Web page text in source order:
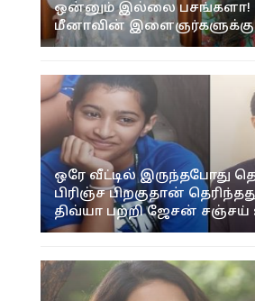
ஒன்னும் இல்லை பசங்களா!
மீனாவின்
ஒரே வீட்டில் இருந்தபோது
பிரிஞ்ச பிறகுதான்
திவ்யா பற்றி ஜேசன் சஞ்சய்